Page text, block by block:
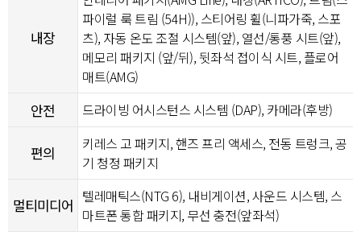
내장
파이럴 룩 트림 (54H)), 스티어링 휠(니파가죽, 스포
츠), 자동 온도 조절 시스템(앞), 열선/통풍 시트(앞),
메모리 패키지 (앞/뒤), 뒷좌석 접이식 시트, 플로어
매트(AMG)
안전 드라이빙 어시스턴스 시스템 (DAP), 카메라(후방)
편의
키레스 고 패키지, 핸즈 프리 액세스, 전동 트렁크, 공
기 청정 패키지
멀티미디어 텔레매틱스(NTG 6), 내비게이션, 사운드 시스템, 스
마트폰 통합 패키지, 무선 충전(앞좌석)